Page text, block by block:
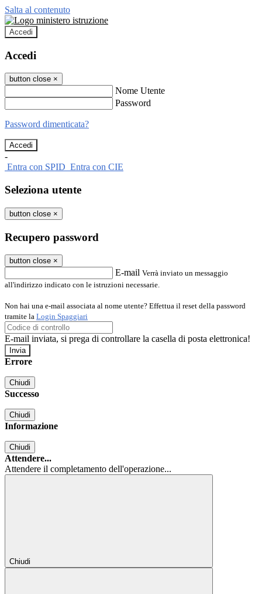
Salta al contenuto
Accedi
Accedi
button close ×
Nome Utente
Password
Password dimenticata?
-
Entra con SPID Entra con CIE
Seleziona utente
button close ×
Recupero password
button close ×
E-mail Verrà inviato un messaggio
all'indirizzo indicato con le istruzioni necessarie.
Non hai una e-mail associata al nome utente? Effettua il reset della password
tramite la Login Spaggiari
E-mail inviata, si prega di controllare la casella di posta elettronica!
Errore
Chiudi
Successo
Chiudi
Informazione
Chiudi
Attendere...
Attendere il completamento dell'operazione...
Chiudi